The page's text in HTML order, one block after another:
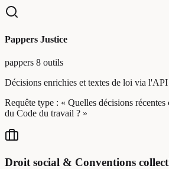
Pappers Justice
pappers 8 outils
Décisions enrichies et textes de loi via l'API
Requête type : « Quelles décisions
du Code du travail ? »
Droit social & Conventions